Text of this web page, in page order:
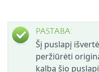
PASTABA:
Šį puslapį
peržiūrėti
kalbą šio